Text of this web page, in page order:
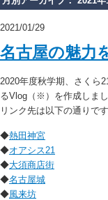
2021/01/29
名古屋の魅力
2020年度秋学期、さくら
るVlog（※）を作成しま
リンク先は以下の通りです
◆熱田神宮
◆オアシス21
◆大須商店街
◆名古屋城
◆風来坊